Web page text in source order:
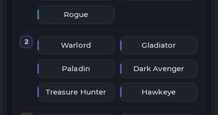
Rogue
2 Warlord Gladiator
Paladin Dark Avenger
Treasure Hunter Hawkeye